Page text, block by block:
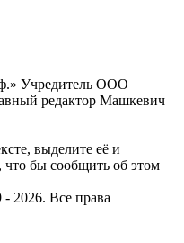
Учредитель ООО
редактор Машкевич
выделите её и
бы сообщить об этом
2026. Все права